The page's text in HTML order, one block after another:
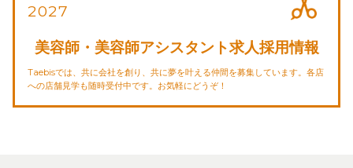
2027
美容師・美容師アシスタント求人採用情報
Taebisでは、共に会社を創り、共に夢を叶える仲間を募集しています。各店
への店舗見学も随時受付中です。お気軽にどうぞ！